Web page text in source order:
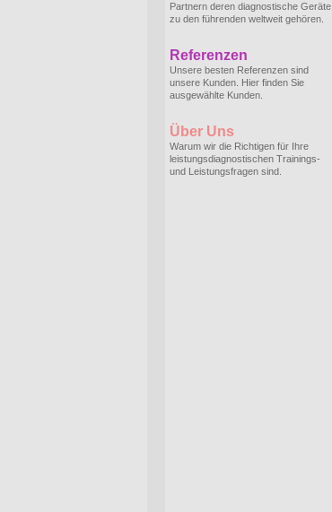
Partnern deren diagnostische Geräte
zu den führenden weltweit gehören.
Referenzen
Unsere besten Referenzen sind
unsere Kunden. Hier finden Sie
ausgewählte Kunden.
Über Uns
Warum wir die Richtigen für Ihre
leistungsdiagnostischen Trainings-
und Leistungsfragen sind.